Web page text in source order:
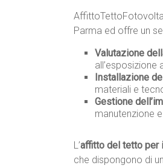
Parma ed offre un
Valutazione
all’esposizione
Installazione
materiali e
Gestione
manutenzione
L’affitto del tetto per
che dispongono di